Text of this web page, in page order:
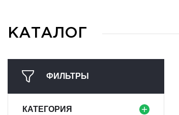
КАТАЛОГ
ФИЛЬТРЫ
КАТЕГОРИЯ